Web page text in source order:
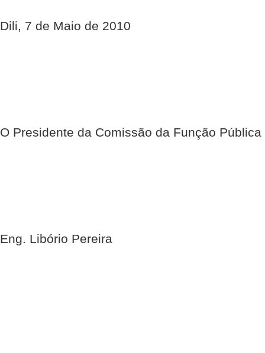
Dili, 7 de Maio de 2010
O Presidente da Comissão da Função Pública
Eng. Libório Pereira